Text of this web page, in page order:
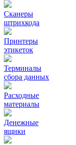
Сканеры
штрихкода
Принтеры
этикеток
Терминалы
сбора данных
Расходные
материалы
Денежные
ящики